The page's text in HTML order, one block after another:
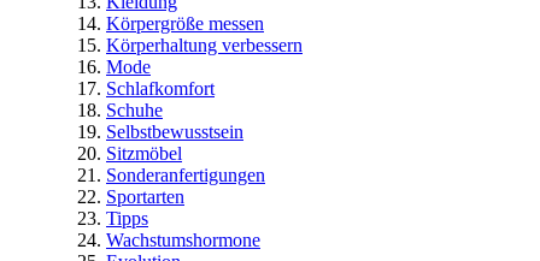
Körpergröße messen
Körperhaltung verbessern
Mode
Schlafkomfort
Schuhe
Selbstbewusstsein
Sitzmöbel
Sonderanfertigungen
Sportarten
Tipps
Wachstumshormone